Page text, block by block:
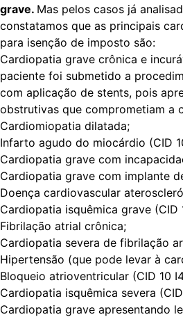
grave. Mas pelos casos já
constatamos que as principais
para isenção de imposto são:
Cardiopatia grave crônica e
paciente foi submetido a
com aplicação de stents, pois
obstrutivas que comprometiam a
Cardiomiopatia dilatada;
Infarto agudo do miocárdio (CID
Cardiopatia grave com
Cardiopatia grave com implante
Doença cardiovascular
Cardiopatia isquêmica grave (CID
Fibrilação atrial crônica;
Cardiopatia severa de fibrilação
Hipertensão (que pode levar à
Bloqueio atrioventricular (CID 10
Cardiopatia isquêmica severa
Cardiopatia grave apresentando